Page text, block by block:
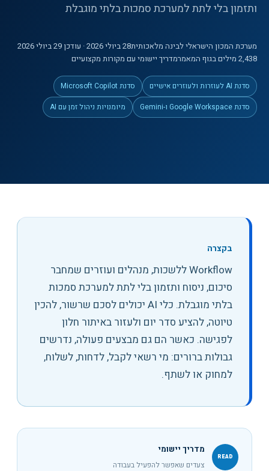
ותזמון בלי לתת למערכת סמכות בלתי מוגבלת
מערכת המכון הישראלי לבינה מלאכותית28 ביולי 2026
· עודכן 29 ביולי 2026
2,438 מיליםבגוף המאמרמדריך יישומי עם מקורות מקצועיים
סדנת AI לעוזרות ולעוזרים אישיים
סדנת Microsoft Copilot
סדנת Google Workspace ו-Gemini
מיומנויות ניהול זמן עם AI
בקצרה
Workflow ללשכות, מנהלים ועוזרים שמחבר
סיכום, ניסוח ותזמון בלי לתת למערכת סמכות
בלתי מוגבלת.
כלי AI יכולים לסכם שרשור, להכין
טיוטה, להציע סדר יום ולעזור באיתור חלון
לפגישה. כאשר הם גם מבצעים פעולה, נדרשים
גבולות ברורים: מי רשאי לקבל, לדחות, לשלוח,
למחוק או לשתף.
READ
מדריך יישומי
צעדים שאפשר להפעיל בעבודה